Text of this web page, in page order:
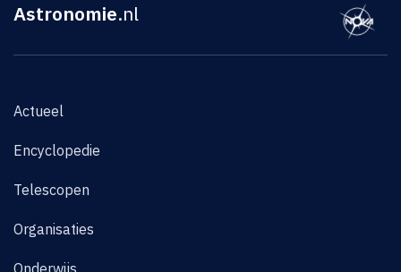
Astronomie.nl
Actueel
Encyclopedie
Telescopen
Organisaties
Onderwijs